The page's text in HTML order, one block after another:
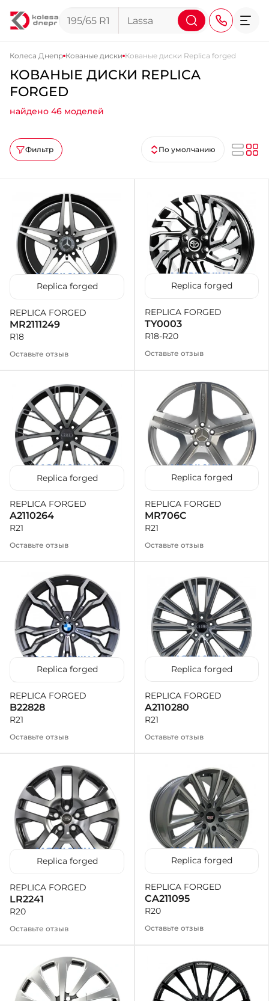
+38 (095) 276-44-44
+38 (098) 911-911-0
- на Тополе
+38 (098) 911-911-4
- на Калиновой
+38 (077) 7-184-184
- Донецкое шоссе
- Щепкина
+38 (099)-643-33-77
- Тополь
+38 (068)-923-74-19
Колеса Днепр Кованые диски Кованые диски Replica forged
КОВАНЫЕ ДИСКИ REPLICA
FORGED
найдено 46 моделей
Фильтр По умолчанию
Replica forged
REPLICA FORGED
MR2111249
R18
Оставьте отзыв
Replica forged
REPLICA FORGED
TY0003
R18-R20
Оставьте отзыв
Replica forged
REPLICA FORGED
A2110264
R21
Оставьте отзыв
Replica forged
REPLICA FORGED
MR706C
R21
Оставьте отзыв
Replica forged
REPLICA FORGED
B22828
R21
Оставьте отзыв
Replica forged
REPLICA FORGED
A2110280
R21
Оставьте отзыв
Replica forged
REPLICA FORGED
LR2241
R20
Оставьте отзыв
Replica forged
REPLICA FORGED
CA211095
R20
Оставьте отзыв